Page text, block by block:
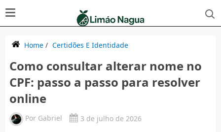
Home/ Certidões E Identidade
Como consultar alterar nome no
CPF: passo a passo para resolver
online
Por Gabriel 3 de julho de 2026